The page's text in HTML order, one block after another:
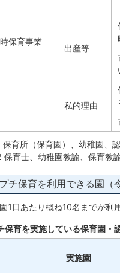
保育事業
出産等
私的理由
保育所（保育園）、幼稚園、
保育士、幼稚園教諭、保育教
プチ保育を利用できる園（
1日あたり概ね10名までが利
保育を実施している保育園・
実施園